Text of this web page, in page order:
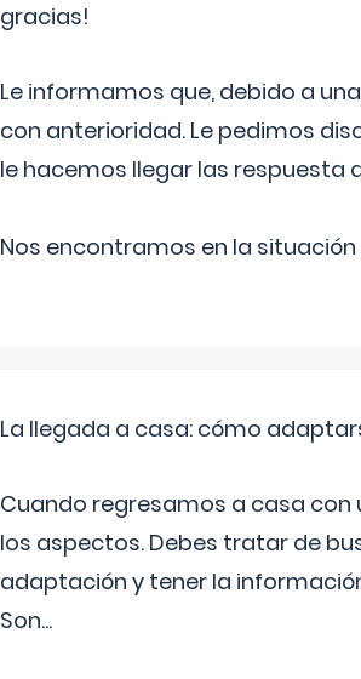
gracias!
Le informamos que, debido a
con anterioridad. Le pedimos
le hacemos llegar las respuesta
Nos encontramos en la situación
La llegada a casa: cómo
Cuando regresamos a casa
los aspectos. Debes tratar de
adaptación y tener la
Son...